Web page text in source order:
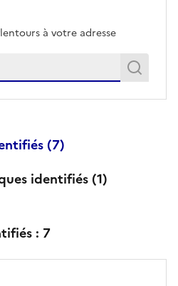
à votre adresse
adresse exacte
(7)
identifiés (1)
: 7